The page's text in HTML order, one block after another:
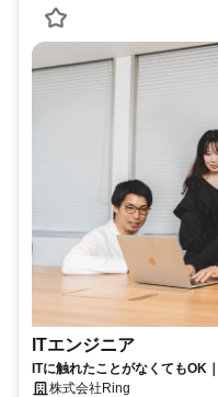
ITエンジニア
ITに触れたことがなくてもOK
株式会社Ring